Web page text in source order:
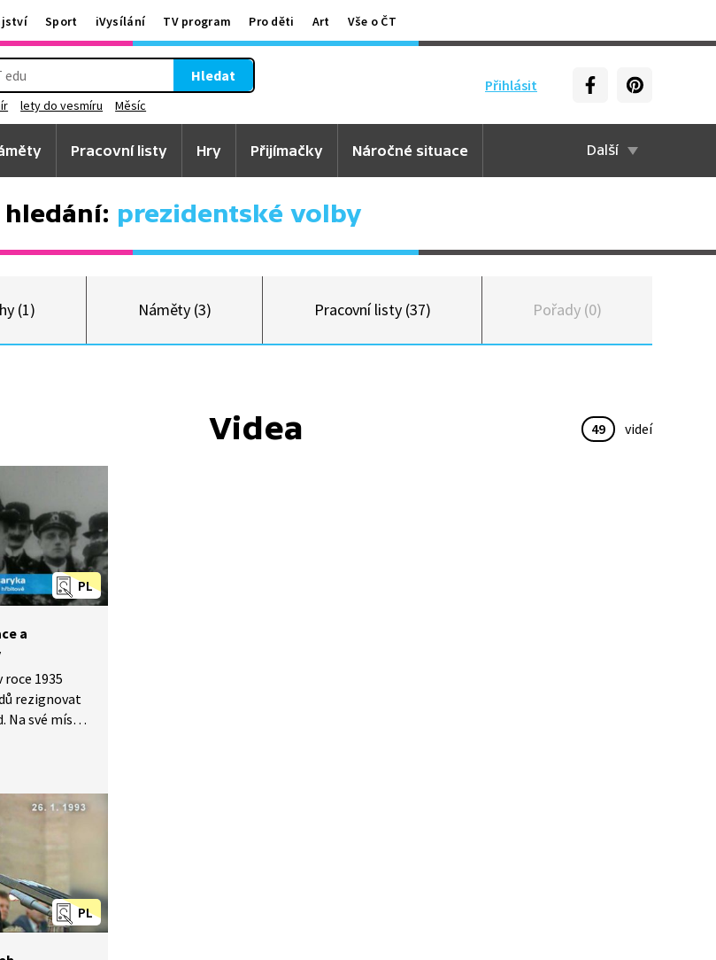
Sport iVysílání TV program Pro děti Art Vše o ČT
Přihlásit
Hledat
lety do vesmíru Měsíc
Pracovní listy Hry Přijímačky Náročné situace Další
prezidentské volby
(1) Náměty (3) Pracovní listy (37) Pořady (0)
Videa 49 videí
PL
a
roce 1935
rezignovat
Na své místo
PL